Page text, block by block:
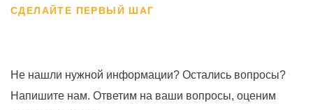
СДЕЛАЙТЕ ПЕРВЫЙ ШАГ
Не нашли нужной информации? Остались вопросы?
Напишите нам. Ответим на ваши вопросы, оценим